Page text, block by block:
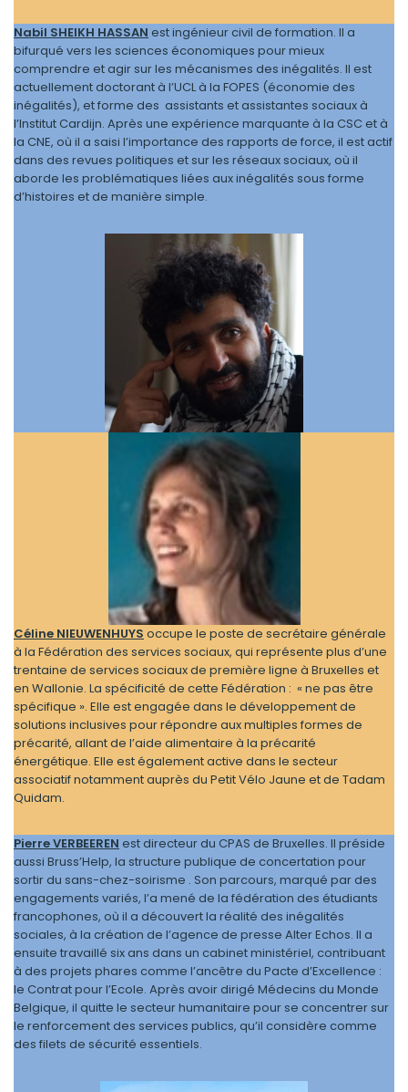
Nabil SHEIKH HASSAN est ingénieur civil de formation. Il a
bifurqué vers les sciences économiques pour mieux
comprendre et agir sur les mécanismes des inégalités. Il est
actuellement doctorant à l’UCL à la FOPES (économie des
inégalités), et forme des assistants et assistantes sociaux à
l’Institut Cardijn. Après une expérience marquante à la CSC et à
la CNE, où il a saisi l’importance des rapports de force, il est actif
dans des revues politiques et sur les réseaux sociaux, où il
aborde les problématiques liées aux inégalités sous forme
d’histoires et de manière simple.
Céline NIEUWENHUYS occupe le poste de secrétaire générale
à la Fédération des services sociaux, qui repré­­­­­­­­­­­­­­­­­­­­­­­­­sente plus d’une
tren­­­­­­­­­­­­­­­­­­­­­­­­­taine de services sociaux de première ligne à Bruxelles et
en Wallo­­­­­­­­­­­­­­­­­­­­­­­­­nie. La spécificité de cette Fédération : « ne pas être
spécifique ». Elle est engagée dans le développement de
solutions inclusives pour répondre aux multiples formes de
précarité, allant de l’aide alimentaire à la précarité
énergétique. Elle est également active dans le secteur
associatif notamment auprès du Petit Vélo Jaune et de Tadam
Quidam.
Pierre VERBEEREN est directeur du CPAS de Bruxelles. Il préside
aussi Bruss’Help, la structure publique de concertation pour
sortir du sans-chez-soirisme . Son parcours, marqué par des
engagements variés, l’a mené de la fédération des étudiants
francophones, où il a découvert la réalité des inégalités
sociales, à la création de l’agence de presse Alter Echos. Il a
ensuite travaillé six ans dans un cabinet ministériel, contribuant
à des projets phares comme l’ancêtre du Pacte d’Excellence :
le Contrat pour l’Ecole. Après avoir dirigé Médecins du Monde
Belgique, il quitte le secteur humanitaire pour se concentrer sur
le renforcement des services publics, qu’il considère comme
des filets de sécurité essentiels.